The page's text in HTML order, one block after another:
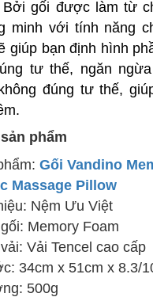
gối được làm từ
minh với tính năng
giúp bạn định hình
tư thế, ngăn
đúng tư thế,
phẩm
Gối Vandino
Massage Pillow
Nệm Ưu Việt
Memory Foam
Vải Tencel cao cấp
34cm x 51cm x 8.3/
500g